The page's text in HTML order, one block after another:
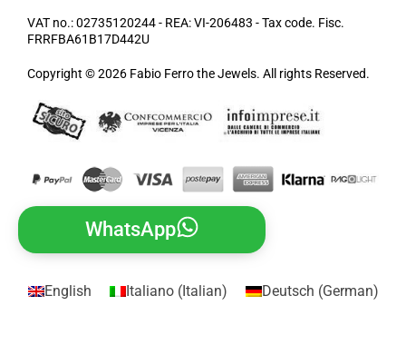
VAT no.: 02735120244 - REA: VI-206483 - Tax code. Fisc.
FRRFBA61B17D442U
Copyright © 2026 Fabio Ferro the Jewels. All rights Reserved.
WhatsApp
English Italiano(Italian) Deutsch (German)